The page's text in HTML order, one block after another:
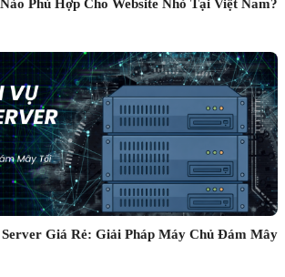
Phù Hợp Cho Website Nhỏ Tại Việt Nam?
Giá Rẻ: Giải Pháp Máy Chủ Đám Mây